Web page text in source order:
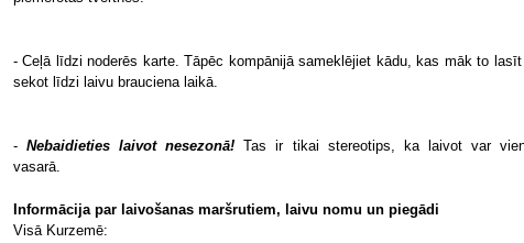
- Ceļā līdzi noderēs karte. Tāpēc kompānijā sameklējiet kādu, kas māk to lasīt
sekot līdzi laivu brauciena laikā.
- Nebaidieties laivot nesezonā!Tas ir tikai stereotips, ka laivot var
vasarā.
Informācija par laivošanas maršrutiem, laivu nomu un piegādi
Visā Kurzemē: